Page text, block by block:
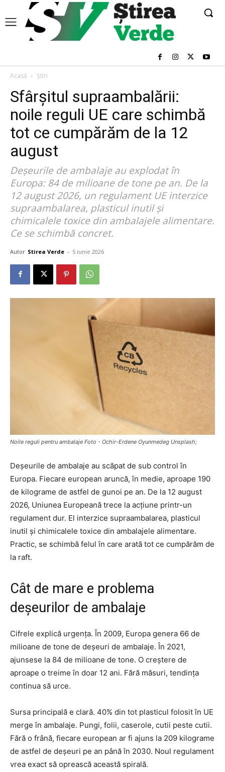
Acasă Știri
Sfârșitul supraambalării:
noile reguli UE care schimbă
tot ce cumpărăm de la 12
august
Deșeurile de ambalaje au explodat în
Europa: 84 de milioane de tone pe an. De la
12 august 2026, un regulament UE interzice
supraambalarea, plasticul inutil și
chimicalele toxice din ambalajele alimentare.
Ce se schimbă concret.
Autor Stirea Verde - 5 iunie 2026
Noile reguli pentru ambalaje Foto - Ochir-Erdene Oyunmedeg Unsplash;
Deșeurile de ambalaje au scăpat de sub control în
Europa. Fiecare european aruncă, în medie, aproape 190
de kilograme de astfel de gunoi pe an. De la 12 august
2026, Uniunea Europeană trece la acțiune printr-un
regulament dur. El interzice supraambalarea, plasticul
inutil și chimicalele toxice din ambalajele alimentare.
Practic, se schimbă felul în care arată tot ce cumpărăm de
la raft.
Cât de mare e problema
deșeurilor de ambalaje
Cifrele explică urgența. În 2009, Europa genera 66 de
milioane de tone de deșeuri de ambalaje. În 2021,
ajunsese la 84 de milioane de tone. O creștere de
aproape o treime în doar 12 ani. Fără măsuri, tendința
continua să urce.
Sursa principală e clară. 40% din tot plasticul folosit în UE
merge în ambalaje. Pungi, folii, caserole, cutii peste cutii.
Fără o frână, fiecare european ar fi ajuns la 209 kilograme
de astfel de deșeuri pe an până în 2030. Noul regulament
vrea exact să oprească această spirală.